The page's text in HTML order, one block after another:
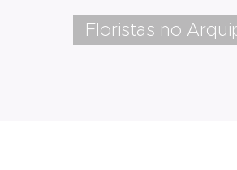
Floristas no